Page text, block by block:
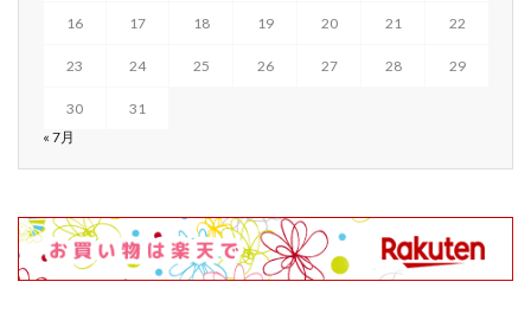
16 17 18 19 20 21 22
23 24 25 26 27 28 29
30
31
« 7月